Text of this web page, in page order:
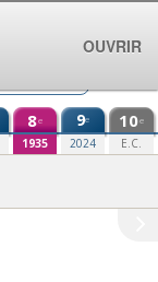
8e
1935
9e
2024
10e
E.C.
OUVRIR